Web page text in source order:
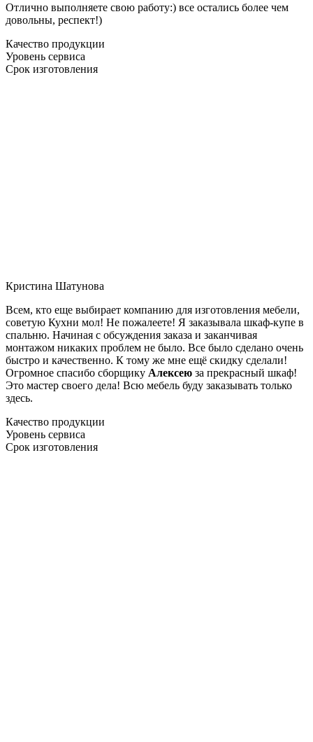
Отлично выполняете свою работу:) все остались более чем
довольны, респект!)
Качество продукции
Уровень сервиса
Срок изготовления
Кристина Шатунова
Всем, кто еще выбирает компанию для изготовления мебели,
советую Кухни мол! Не пожалеете! Я заказывала шкаф-купе в
спальню. Начиная с обсуждения заказа и заканчивая
монтажом никаких проблем не было. Все было сделано очень
быстро и качественно. К тому же мне ещё скидку сделали!
Огромное спасибо сборщику Алексею за прекрасный шкаф!
Это мастер своего дела! Всю мебель буду заказывать только
здесь.
Качество продукции
Уровень сервиса
Срок изготовления